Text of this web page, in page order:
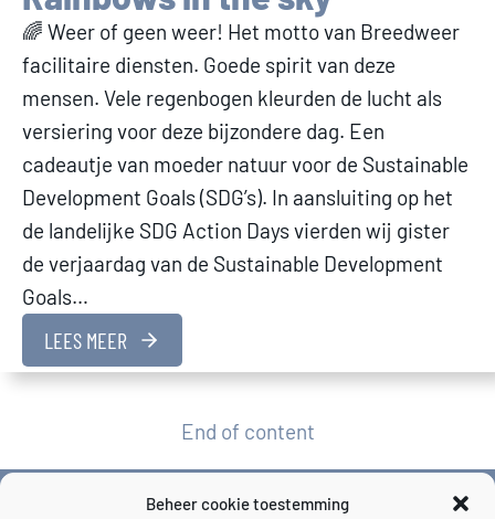
Beheer cookie toestemming
🌈 Weer of geen weer! Het motto van Breedweer
facilitaire diensten. Goede spirit van deze
mensen. Vele regenbogen kleurden de lucht als
versiering voor deze bijzondere dag. Een
cadeautje van moeder natuur voor de Sustainable
Development Goals (SDG’s). In aansluiting op het
de landelijke SDG Action Days vierden wij gister
de verjaardag van de Sustainable Development
Goals…
LEES MEER
End of content